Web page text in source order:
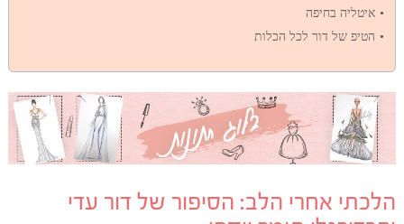
איטליה בחיפה
הטיפ של דור לכל הכלות
הלכתי אחרי הלב: הסיפור של דור עדי